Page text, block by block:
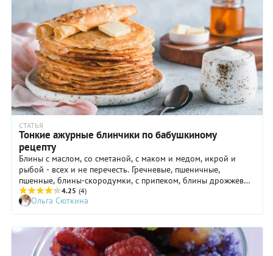
СТАТЬЯ
Тонкие ажурные блинчики по бабушкиному
рецепту
Блины с маслом, со сметаной, с маком и медом, икрой и
рыбой - всех и не перечесть. Гречневые, пшеничные,
пшенные, блины-скородумки, с припеком, блины дрожжевые
толстые и тонкие блинчики, которые в старину называли
блинцами. Вот о них, тонких блинчиках-блинцах я
постараюсь рассказать, все что знаю. А пеку я их без малого
уже скоро 40 лет – им меня научила еще моя бабушка.
4.25 (4)
Ольга Сюткина